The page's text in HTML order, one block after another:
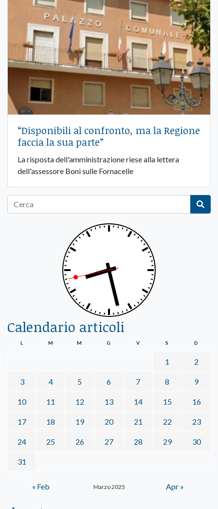
“Disponibili al confronto, ma la Regione
faccia la sua parte”
La risposta dell'amministrazione riese alla lettera
dell'assessore Boni sulle Fornacelle
Calendario articoli
Marzo 2025
L M M G V S D
1 2
3 4 5 6 7 8 9
10 11 12 13 14 15 16
17 18 19 20 21 22 23
24 25 26 27 28 29 30
31
« Feb Apr »